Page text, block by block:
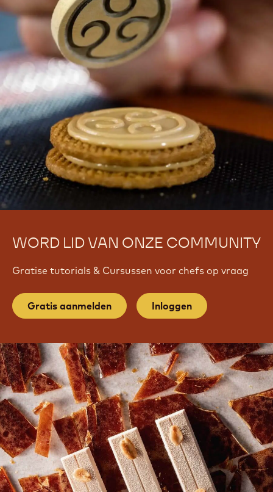
WORD LID VAN ONZE COMMUNITY
Gratise tutorials & Cursussen voor chefs op vraag
Gratis aanmelden Inloggen